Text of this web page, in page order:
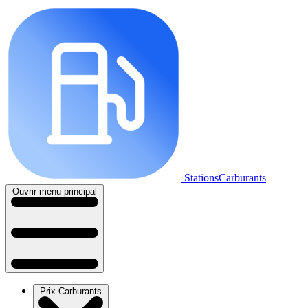
StationsCarburants
Ouvrir menu principal
Prix Carburants